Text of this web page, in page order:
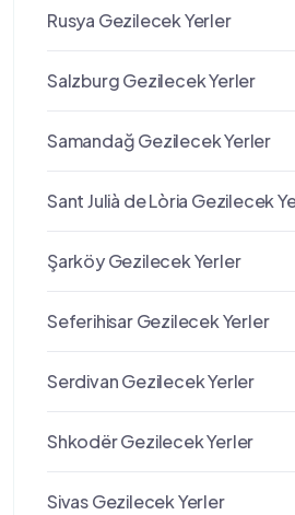
Rusya Gezilecek Yerler
Salzburg Gezilecek Yerler
Samandağ Gezilecek Yerler
Sant Julià de Lòria Gezilecek
Şarköy Gezilecek Yerler
Seferihisar Gezilecek Yerler
Serdivan Gezilecek Yerler
Shkodër Gezilecek Yerler
Sivas Gezilecek Yerler